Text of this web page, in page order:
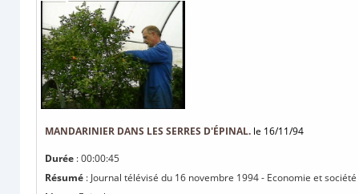
MANDARINIER DANS LES SERRES D'ÉPINAL. le 16/11/94
Durée : 00:00:45
Résumé : Journal télévisé du 16 novembre 1994 - Economie et